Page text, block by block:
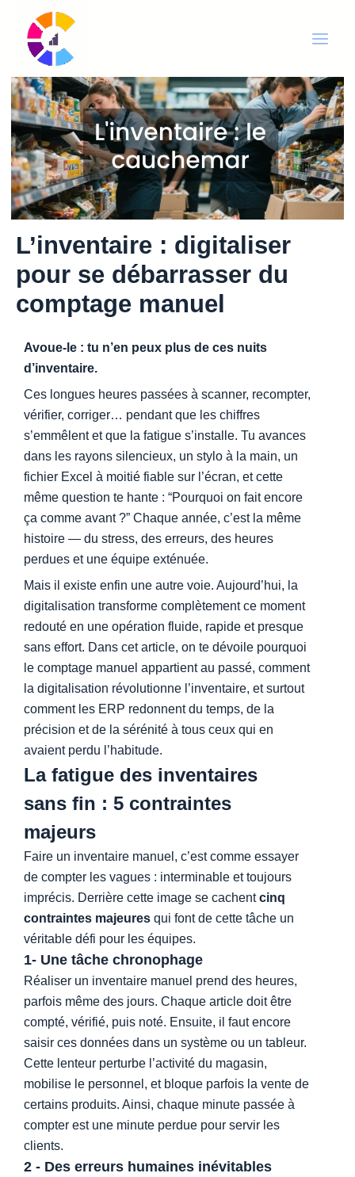
contenu
L’inventaire : digitaliser
pour se débarrasser du
comptage manuel
Avoue-le : tu n’en peux plus de ces nuits
d’inventaire.
Ces longues heures passées à scanner, recompter,
vérifier, corriger… pendant que les chiffres
s’emmêlent et que la fatigue s’installe. Tu avances
dans les rayons silencieux, un stylo à la main, un
fichier Excel à moitié fiable sur l’écran, et cette
même question te hante : “Pourquoi on fait encore
ça comme avant ?” Chaque année, c’est la même
histoire — du stress, des erreurs, des heures
perdues et une équipe exténuée.
Mais il existe enfin une autre voie. Aujourd’hui, la
digitalisation transforme complètement ce moment
redouté en une opération fluide, rapide et presque
sans effort. Dans cet article, on te dévoile pourquoi
le comptage manuel appartient au passé, comment
la digitalisation révolutionne l’inventaire, et surtout
comment les ERP redonnent du temps, de la
précision et de la sérénité à tous ceux qui en
avaient perdu l’habitude.
La fatigue des inventaires
sans fin : 5 contraintes
majeurs
Faire un inventaire manuel, c’est comme essayer
de compter les vagues : interminable et toujours
imprécis. Derrière cette image se cachentcinq
contraintes majeures qui font de cette tâche un
véritable défi pour les équipes.
1- Une tâche chronophage
Réaliser un inventaire manuel prend des heures,
parfois même des jours. Chaque article doit être
compté, vérifié, puis noté. Ensuite, il faut encore
saisir ces données dans un système ou un tableur.
Cette lenteur perturbe l’activité du magasin,
mobilise le personnel, et bloque parfois la vente de
certains produits. Ainsi, chaque minute passée à
compter est une minute perdue pour servir les
clients.
2 - Des erreurs humaines inévitables